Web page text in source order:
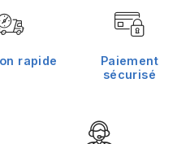
rapide
Paiement
sécurisé